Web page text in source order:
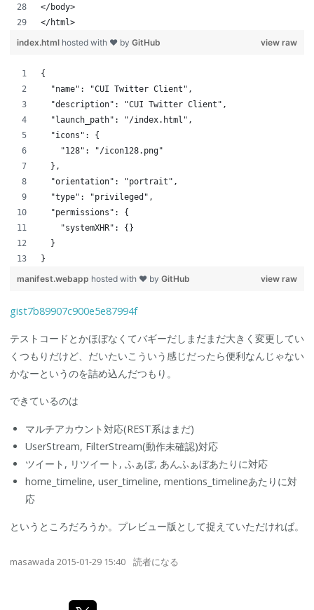
</body>
</html>
view raw
index.html hosted with ❤ by GitHub
{
  "name": "CUI Twitter Client",
  "description": "CUI Twitter Client",
  "launch_path": "/index.html",
  "icons": {
    "128": "/icon128.png"
  },
  "orientation": "portrait",
  "type": "privileged",
  "permissions": {
    "systemXHR": {}
  }
}
view raw
manifest.webapp hosted with ❤ by GitHub
gist7b89907c900e5e87994f
テストコードとかほぼなくてバギーだしまだまだ大きく変更してい
くつもりだけど、だいたいこういう感じだったら便利なんじゃない
かなーというのを詰め込んだつもり。
できているのは
マルチアカウント対応(REST系はまだ)
UserStream, FilterStream(動作未確認)対応
ツイート, リツイート, ふぁぼ, あんふぁぼあたりに対応
home_timeline, user_timeline, mentions_timelineあたりに対
応
というところだろうか。プレビュー版として捉えていただければ。
masawada 2015-01-29 15:40 読者になる